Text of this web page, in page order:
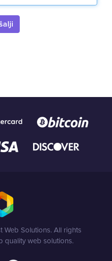
Solutions. All rights
quality web solutions.